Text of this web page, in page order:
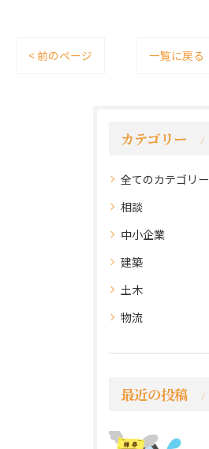
< 前のページ 一覧に戻る
カテゴリー
全てのカテゴリー
相談
中小企業
建築
土木
物流
最近の投稿